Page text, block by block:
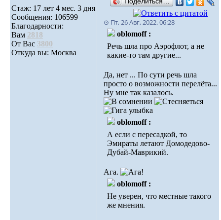
Стаж: 17 лет 4 мес. 3 дня
Сообщения: 106599
Благодарности:
Вам 2818
От Вас 3800
Откуда вы: Москва
⊙ Пт, 26 Авг, 2022. 06:28
oblomoff :
Речь шла про Аэрофлот, а не
какие-то там другие...
Да, нет ... По сути речь шла
просто о возможности перелёта...
Ну мне так казалось.
oblomoff :
А если с пересадкой, то
Эмираты летают Домодедово-
Дубай-Маврикий.
Ага.
oblomoff :
Не уверен, что местные такого
же мнения.